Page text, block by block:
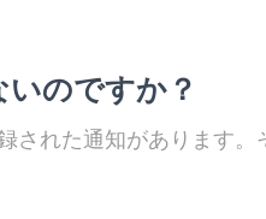
のですか？
された通知があります。